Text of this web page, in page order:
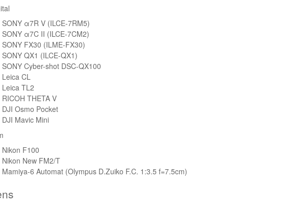
SONY α7R V (ILCE-7RM5)
SONY α7C II (ILCE-7CM2)
SONY FX30 (ILME-FX30)
SONY QX1 (ILCE-QX1)
SONY Cyber-shot DSC-QX100
Leica CL
Leica TL2
RICOH THETA V
DJI Osmo Pocket
DJI Mavic Mini
Nikon F100
Nikon New FM2/T
Mamiya-6 Automat (Olympus D.Zuiko F.C. 1:3.5 f=7.5cm)